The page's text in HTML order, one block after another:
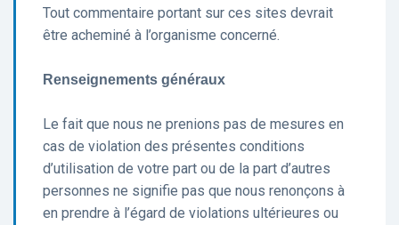
Tout commentaire portant sur ces sites devrait
être acheminé à l’organisme concerné.
Renseignements généraux
Le fait que nous ne prenions pas de mesures en
cas de violation des présentes conditions
d’utilisation de votre part ou de la part d’autres
personnes ne signifie pas que nous renonçons à
en prendre à l’égard de violations ultérieures ou